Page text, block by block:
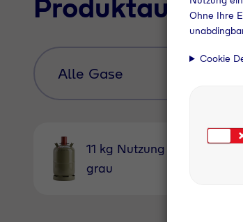
11 kg Nutzung
grau
Ohne Ihre
Cookie